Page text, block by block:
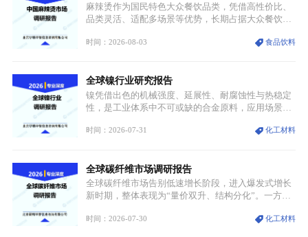
麻辣烫作为国民特色大众餐饮品类，凭借高性价比、
品类灵活、适配多场景等优势，长期占据大众餐饮重
型，叠加消费需求升级、线上流量变革、新零售业态
特点，在消费、创业、政策、技术多重驱动下，依旧
具备强劲的发展活力。
时间：2026-08-03 食品饮料
全球镍行业研究报告
镍凭借出色的机械强度、延展性、耐腐蚀性与热稳定
性，是工业体系中不可或缺的合金原料，应用场景横
用价值难以被替代。依托理化优势，镍被全球主要经
型为新能源核心战略矿产，全球产业形成“印尼掌控
资源与产能、中国主导消费与技术、工艺向低碳湿法
迭代、再生镍加速补位”的全新格局。
时间：2026-07-31 化工材料
全球碳纤维市场调研报告
全球碳纤维市场告别低速增长阶段，进入爆发式增长
新时期，整体表现为“量价双升、结构分化”。一方面
持续扩张；另一方面产品、需求、应用场景呈现明显
时间：2026-07-30 化工材料